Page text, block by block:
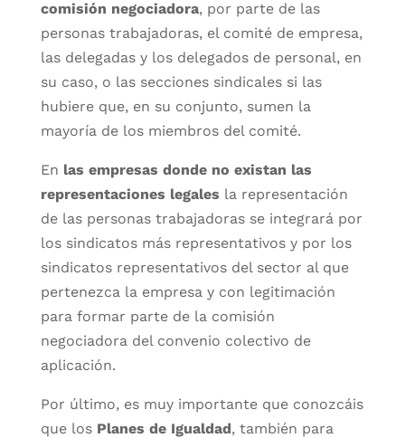
comisión negociadora, por parte de las
personas trabajadoras, el comité de empresa,
las delegadas y los delegados de personal, en
su caso, o las secciones sindicales si las
hubiere que, en su conjunto, sumen la
mayoría de los miembros del comité.
En las empresas donde no existan las
representaciones legales la representación
de las personas trabajadoras se integrará por
los sindicatos más representativos y por los
sindicatos representativos del sector al que
pertenezca la empresa y con legitimación
para formar parte de la comisión
negociadora del convenio colectivo de
aplicación.
Por último, es muy importante que conozcáis
que los Planes de Igualdad, también para